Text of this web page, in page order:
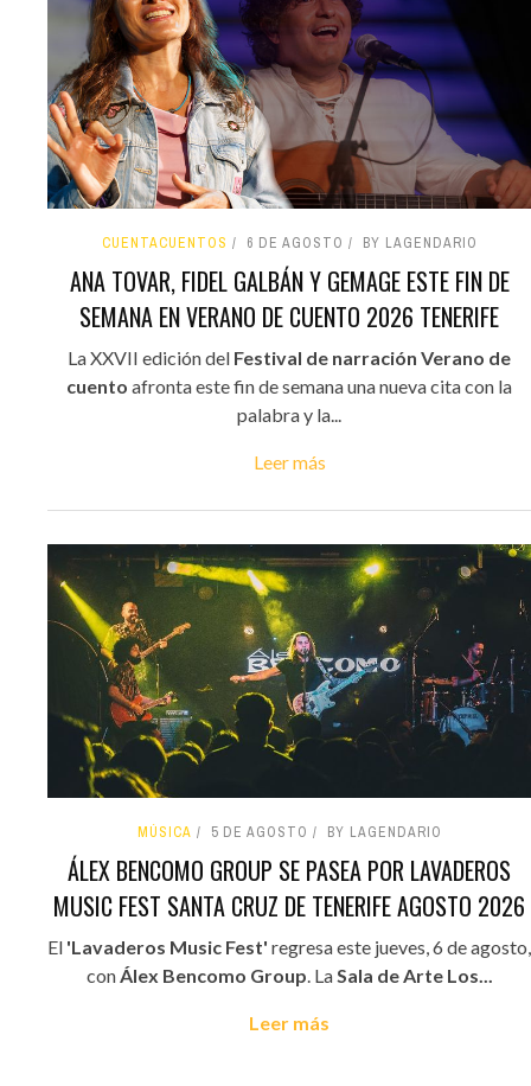
CUENTACUENTOS 6 DE AGOSTO BY LAGENDARIO
ANA TOVAR, FIDEL GALBÁN Y GEMAGE ESTE FIN DE
SEMANA EN VERANO DE CUENTO 2026 TENERIFE
La XXVII edición del Festival de narración Verano de
cuento afronta este fin de semana una nueva cita con la
palabra y la...
Leer más
MÚSICA 5 DE AGOSTO BY LAGENDARIO
ÁLEX BENCOMO GROUP SE PASEA POR LAVADEROS
MUSIC FEST SANTA CRUZ DE TENERIFE AGOSTO 2026
El 'Lavaderos Music Fest' regresa este jueves, 6 de agosto,
conÁlex Bencomo Group. LaSala de Arte Los...
Leer más